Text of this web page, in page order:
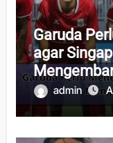
Garuda
agar
admin